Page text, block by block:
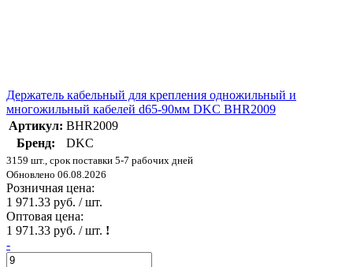
Держатель кабельный для крепления одножильный и
многожильный кабелей d65-90мм DKC BHR2009
Артикул: BHR2009
Бренд:
DKC
3159 шт., срок поставки 5-7 рабочих дней
Обновлено 06.08.2026
Розничная цена:
1 971.33 руб. / шт.
Оптовая цена:
1 971.33 руб. / шт. !
-